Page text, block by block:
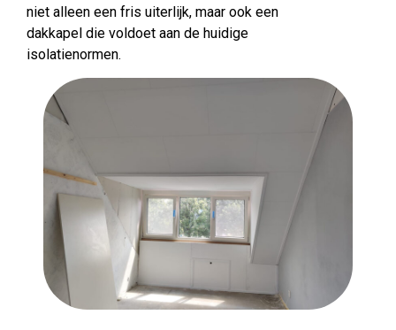
niet alleen een fris uiterlijk, maar ook een
dakkapel die voldoet aan de huidige
isolatienormen.